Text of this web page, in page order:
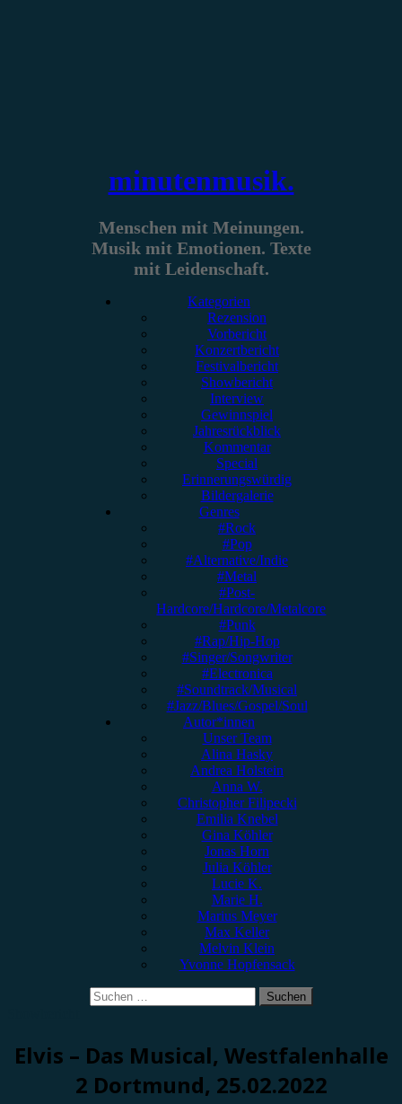
minutenmusik.
Menschen mit Meinungen.
Musik mit Emotionen. Texte
mit Leidenschaft.
Kategorien
Rezension
Vorbericht
Konzertbericht
Festivalbericht
Showbericht
Interview
Gewinnspiel
Jahresrückblick
Kommentar
Special
Erinnerungswürdig
Bildergalerie
Genres
#Rock
#Pop
#Alternative/Indie
#Metal
#Post-
Hardcore/Hardcore/Metalcore
#Punk
#Rap/Hip-Hop
#Singer/Songwriter
#Electronica
#Soundtrack/Musical
#Jazz/Blues/Gospel/Soul
Autor*innen
Unser Team
Alina Hasky
Andrea Holstein
Anna W.
Christopher Filipecki
Emilia Knebel
Gina Köhler
Jonas Horn
Julia Köhler
Lucie K.
Marie H.
Marius Meyer
Max Keller
Melvin Klein
Yvonne Hopfensack
Suchen
nach:
Elvis – Das Musical, Westfalenhalle
2 Dortmund, 25.02.2022